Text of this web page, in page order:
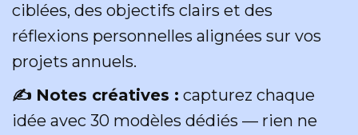
ciblées, des objectifs clairs et des
réflexions personnelles alignées sur vos
projets annuels.
✍️ Notes créatives : capturez chaque
idée avec 30 modèles dédiés — rien ne